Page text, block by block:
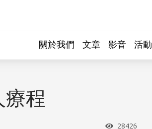
關於我們 文章 影音 活動
程
瀏覽次數
28426